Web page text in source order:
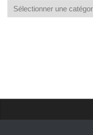
Categories